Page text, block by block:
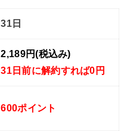
31日
2,189円(税込み)
31日前に解約すれば0円
600ポイント